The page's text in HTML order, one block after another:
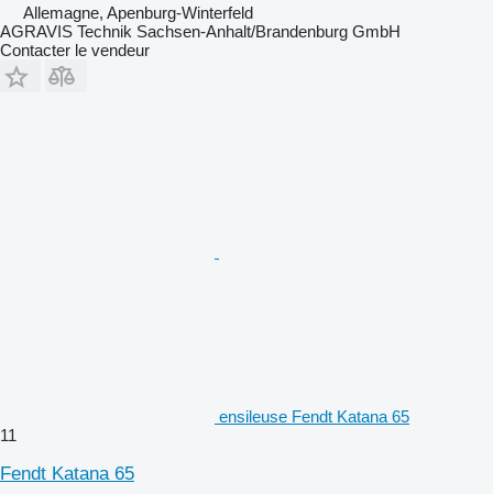
Allemagne, Apenburg-Winterfeld
AGRAVIS Technik Sachsen-Anhalt/Brandenburg GmbH
Contacter le vendeur
ensileuse Fendt Katana 65
11
Fendt Katana 65